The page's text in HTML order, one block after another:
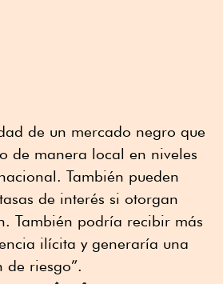
de un mercado negro que
de manera local en niveles
También pueden
de interés si otorgan
También podría recibir más
ilícita y generaría una
de riesgo”.